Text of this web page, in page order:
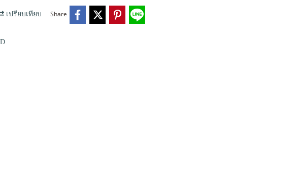
เปรียบเทียบ Share